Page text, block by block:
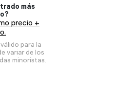
más
precio +
para la
variar de los
minoristas.